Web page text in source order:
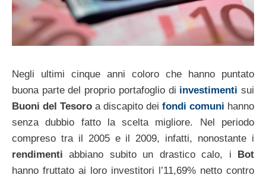
Negli ultimi cinque anni coloro che hanno puntato
buona parte del proprio portafoglio di investimenti sui
Buoni del Tesoro a discapito dei fondi comuni hanno
senza dubbio fatto la scelta migliore. Nel periodo
compreso tra il 2005 e il 2009, infatti, nonostante i
rendimenti abbiano subito un drastico calo, i Bot
hanno fruttato ai loro investitori l’11,69% netto contro